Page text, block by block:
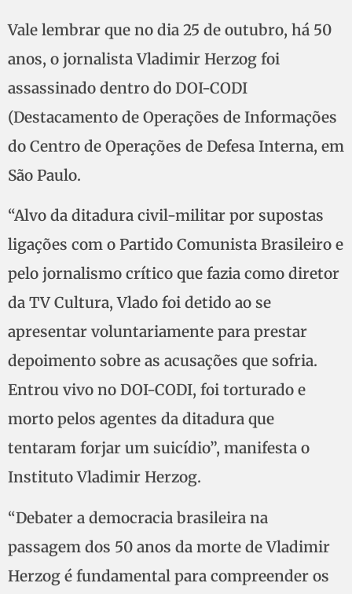
Vale lembrar que no dia 25 de outubro, há 50
anos, o jornalista Vladimir Herzog foi
assassinado dentro do DOI-CODI
(Destacamento de Operações de Informações
do Centro de Operações de Defesa Interna, em
São Paulo.
“Alvo da ditadura civil-militar por supostas
ligações com o Partido Comunista Brasileiro e
pelo jornalismo crítico que fazia como diretor
da TV Cultura, Vlado foi detido ao se
apresentar voluntariamente para prestar
depoimento sobre as acusações que sofria.
Entrou vivo no DOI-CODI, foi torturado e
morto pelos agentes da ditadura que
tentaram forjar um suicídio”, manifesta o
Instituto Vladimir Herzog.
“Debater a democracia brasileira na
passagem dos 50 anos da morte de Vladimir
Herzog é fundamental para compreender os